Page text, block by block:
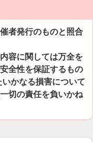
者発行のものと照合
容に関しては万全を
全性を保証するもの
かなる損害について
切の責任を負いかね